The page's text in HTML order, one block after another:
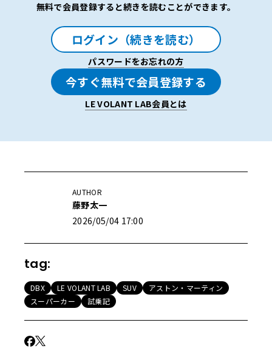
無料で会員登録すると続きを読むことができます。
ログイン（続きを読む）
パスワードをお忘れの方
今すぐ無料で会員登録する
LE VOLANT LAB会員とは
AUTHOR
藤野太一
2026/05/04 17:00
tag:
DBX LE VOLANT LAB SUV
アストン・マーティン
スーパーカー
試乗記